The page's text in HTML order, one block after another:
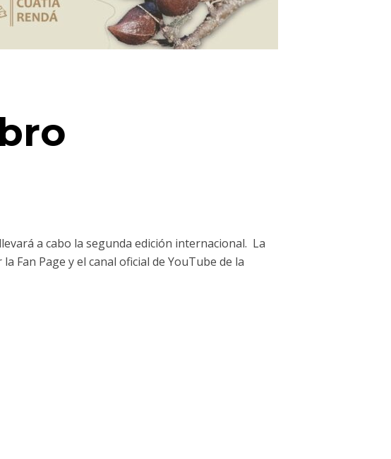
a cabo la segunda edición internacional. La
Fan Page y el canal oficial de YouTube de la